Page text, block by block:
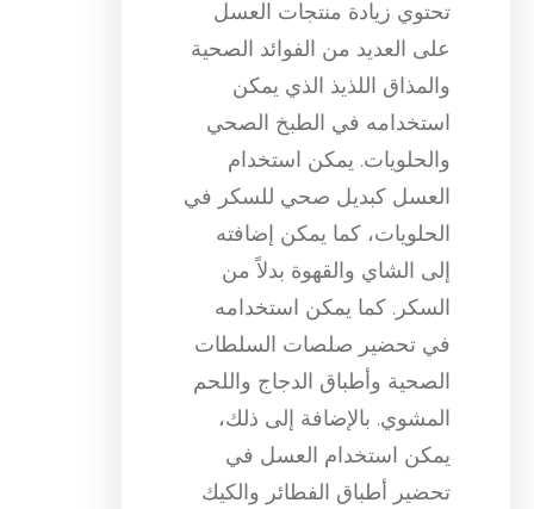
تحتوي زيادة منتجات العسل
على العديد من الفوائد الصحية
والمذاق اللذيذ الذي يمكن
استخدامه في الطبخ الصحي
والحلويات. يمكن استخدام
العسل كبديل صحي للسكر في
الحلويات، كما يمكن إضافته
إلى الشاي والقهوة بدلاً من
السكر. كما يمكن استخدامه
في تحضير صلصات السلطات
الصحية وأطباق الدجاج واللحم
المشوي. بالإضافة إلى ذلك،
يمكن استخدام العسل في
تحضير أطباق الفطائر والكيك